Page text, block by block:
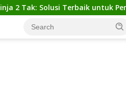
Terbaik untuk Pemula yang